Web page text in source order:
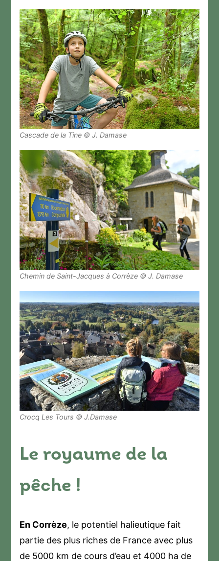
Cascade de la Tine © J. Damase
Chemin de Saint-Jacques à Corrèze © J. Damase
Crocq Les Tours © J.Damase
Le royaume de la
pêche !
En Corrèze, le potentiel halieutique fait
partie des plus riches de France avec plus
de 5000 km de cours d’eau et 4000 ha de